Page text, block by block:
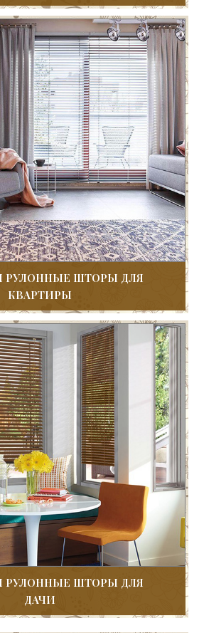
ШТОРЫ ДЛЯ
КВАРТИРЫ
ШТОРЫ ДЛЯ
ДАЧИ